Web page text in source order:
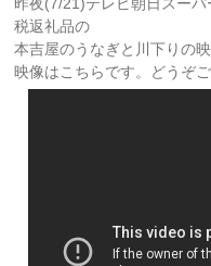
税返礼品の
本吉屋のうなぎと川下りの
映像はこちらです。どうぞご